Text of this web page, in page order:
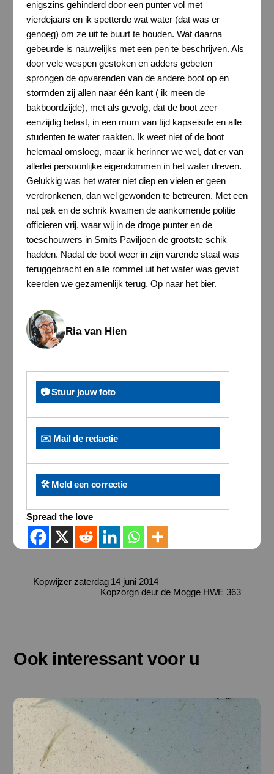
enigszins gehinderd door een punter vol met
vierdejaars en ik spetterde wat water (dat was er
genoeg) om ze uit te buurt te houden. Wat daarna
gebeurde is nauwelijks met een pen te beschrijven. Als
door vele wespen gestoken en adders gebeten
sprongen de opvarenden van de andere boot op en
stormden zij allen naar één kant ( ik meen de
bakboordzijde), met als gevolg, dat de boot zeer
eenzijdig belast, in een mum van tijd kapseisde en alle
studenten te water raakten. Ik weet niet of de boot
helemaal omsloeg, maar ik herinner we wel, dat er van
allerlei persoonlijke eigendommen in het water dreven.
Gelukkig was het water niet diep en vielen er geen
verdronkenen, dan wel gewonden te betreuren. Met een
nat pak en de schrik kwamen de aankomende politie
officieren vrij, waar wij in de droge punter en de
toeschouwers in Smits Paviljoen de grootste schik
hadden. Nadat de boot weer in zijn varende staat was
teruggebracht en alle rommel uit het water was gevist
keerden we gezamenlijk terug. Op naar het bier.
Ria van Hien
📷 Stuur jouw foto
✉️ Mail de redactie
🛠️ Meld een correctie
Spread the love
Kopwijzer zaterdag 14 juni 2014
Kopzorgn deur de Mogge HWE 363
Ook interessant voor u